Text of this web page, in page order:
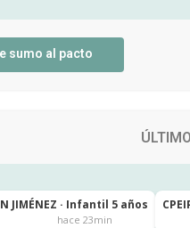
sumo al pacto
JIMÉNEZ · Infantil 5 años
hace 23min